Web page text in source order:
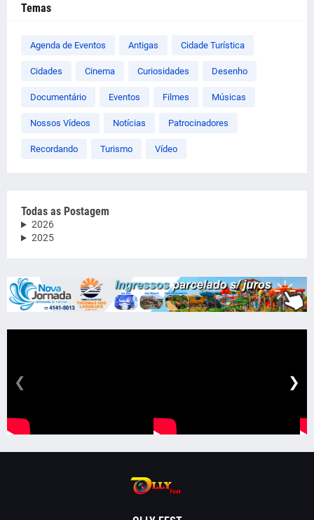
Temas
Agenda de Eventos Antigas Cidade Turística
Cidades Cinema Curiosidades Desenho
Documentário Eventos Filmes Músicas
Nossos Vídeos Notícias Patrocinadores
Recordando Turismo Vídeo
Todas as Postagem
2026
2025
❮ ❯